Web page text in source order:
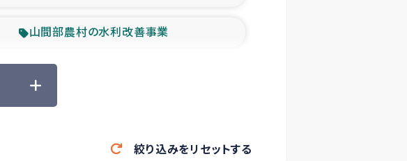
山間部農村の水利改善事業
森林保全型農業の支援事業
大雨による洪水被災者支援
シリア国内避難民・帰還民の生活再建支援
絞り込みをリセットする